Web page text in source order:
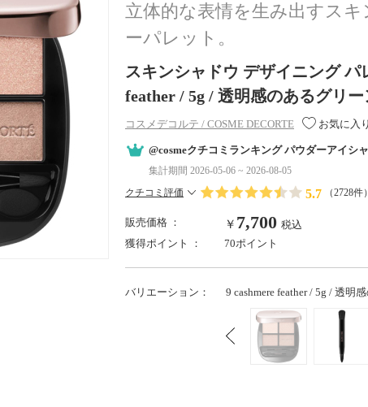
立体的な表情を生み出すス
ーパレット。
スキンシャドウ デザイニング パ
feather / 5g / 透明感のあるグリ
コスメデコルテ / COSME DECORTE お気に入
@cosmeクチコミランキング パウダーアイシ
集計期間 2026-05-06 ~ 2026-08-05
クチコミ評価
5.7 （2728件）
販売価格 ： ￥ 7,700 税込
獲得ポイント ：
70ポイント
バリエーション： 9 cashmere feather / 5g / 透明